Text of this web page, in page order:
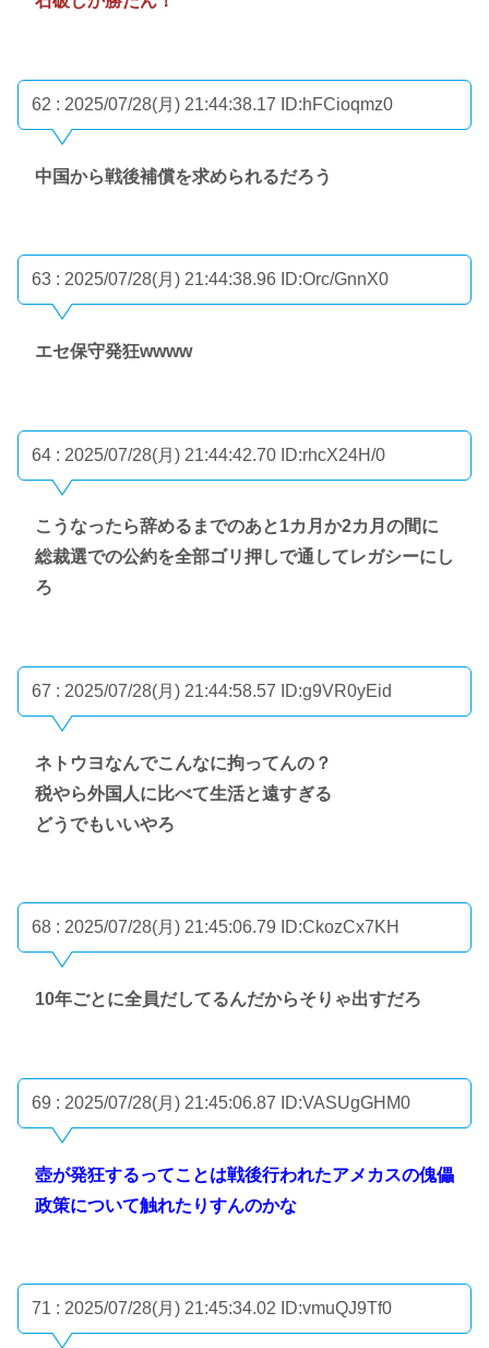
62 : 2025/07/28(月) 21:44:38.17 ID:hFCioqmz0
中国から戦後補償を求められるだろう
63 : 2025/07/28(月) 21:44:38.96 ID:Orc/GnnX0
エセ保守発狂wwww
64 : 2025/07/28(月) 21:44:42.70 ID:rhcX24H/0
こうなったら辞めるまでのあと1カ月か2カ月の間に
総裁選での公約を全部ゴリ押しで通してレガシーにし
ろ
67 : 2025/07/28(月) 21:44:58.57 ID:g9VR0yEid
ネトウヨなんでこんなに拘ってんの？
税やら外国人に比べて生活と遠すぎる
どうでもいいやろ
68 : 2025/07/28(月) 21:45:06.79 ID:CkozCx7KH
10年ごとに全員だしてるんだからそりゃ出すだろ
69 : 2025/07/28(月) 21:45:06.87 ID:VASUgGHM0
壺が発狂するってことは戦後行われたアメカスの傀儡
政策について触れたりすんのかな
71 : 2025/07/28(月) 21:45:34.02 ID:vmuQJ9Tf0